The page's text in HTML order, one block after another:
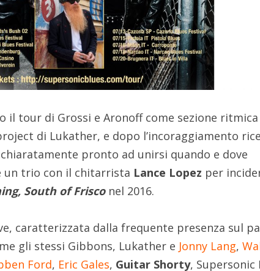
il tour di Grossi e Aronoff come sezione
di Lukather, e dopo l’incoraggiamento
pronto ad unirsi quando e dove
un trio con il chitarrista Lance Lopez per
South of Frisconel 2016.
caratterizzata dalla frequente presenza sul
gli stessi Gibbons, Lukather e Jonny Lang,
Ford, Eric Gales, Guitar Shorty, Supersonic